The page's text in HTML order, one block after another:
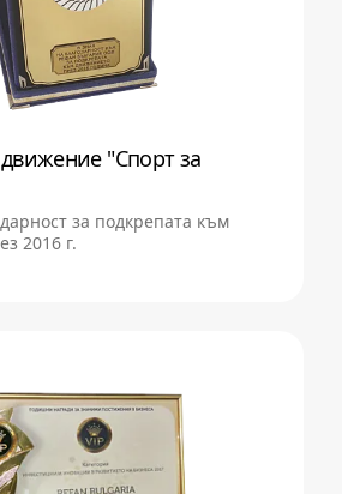
"Спорт за
за подкрепата към
2016 г.